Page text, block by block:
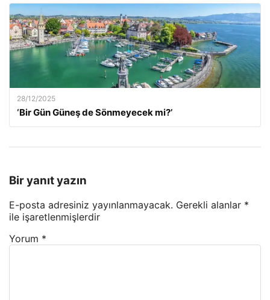
28/12/2025
‘Bir Gün Güneş de Sönmeyecek mi?’
Bir yanıt yazın
E-posta adresiniz yayınlanmayacak. Gerekli alanlar *
ile işaretlenmişlerdir
Yorum *